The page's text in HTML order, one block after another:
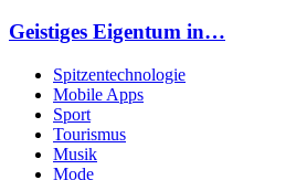
Geistiges Eigentum in…
Spitzentechnologie
Mobile Apps
Sport
Tourismus
Musik
Mode